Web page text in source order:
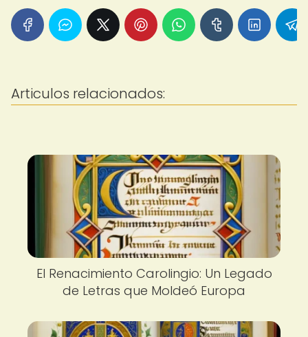
Articulos relacionados:
El Renacimiento Carolingio: Un Legado
de Letras que Moldeó Europa